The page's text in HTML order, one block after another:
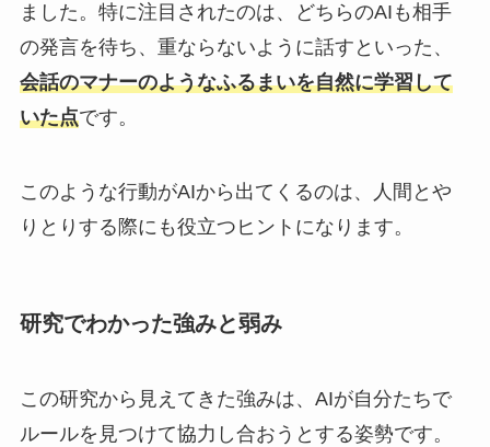
ました。特に注目されたのは、どちらのAIも相手
の発言を待ち、重ならないように話すといった、
会話のマナーのようなふるまいを自然に学習して
いた点です。
このような行動がAIから出てくるのは、人間とや
りとりする際にも役立つヒントになります。
研究でわかった強みと弱み
この研究から見えてきた強みは、AIが自分たちで
ルールを見つけて協力し合おうとする姿勢です。